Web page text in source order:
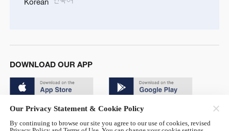
DOWNLOAD OUR APP
Our Privacy Statement & Cookie Policy
By continuing to browse our site you agree to our use of cookies, revised